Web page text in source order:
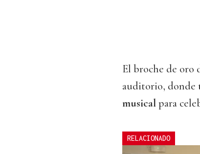
El broche de oro
auditorio, donde
musicalpara
RELACIONADO